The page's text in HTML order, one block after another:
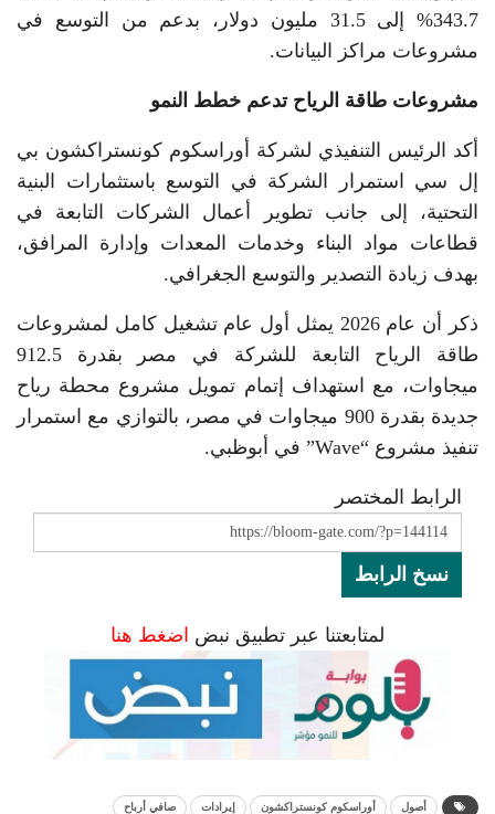
343.7% إلى 31.5 مليون دولار، بدعم من التوسع في
مشروعات مراكز البيانات.
مشروعات طاقة الرياح تدعم خطط النمو
أكد الرئيس التنفيذي لشركة أوراسكوم كونستراكشون بي
إل سي استمرار الشركة في التوسع باستثمارات البنية
التحتية، إلى جانب تطوير أعمال الشركات التابعة في
قطاعات مواد البناء وخدمات المعدات وإدارة المرافق،
بهدف زيادة التصدير والتوسع الجغرافي.
ذكر أن عام 2026 يمثل أول عام تشغيل كامل لمشروعات
طاقة الرياح التابعة للشركة في مصر بقدرة 912.5
ميجاوات، مع استهداف إتمام تمويل مشروع محطة رياح
جديدة بقدرة 900 ميجاوات في مصر، بالتوازي مع استمرار
تنفيذ مشروع “Wave” في أبوظبي.
الرابط المختصر
نسخ الرابط
لمتابعتنا عبر تطبيق نبض اضغط هنا
أصول أوراسكوم كونستراكشون إيرادات صافي أرباح